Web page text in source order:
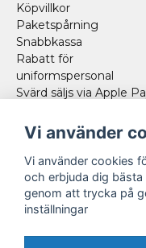
Köpvillkor
Paketspårning
Snabbkassa
Rabatt för
uniformspersonal
Svärd säljs via Apple
Norska kunder
Cookies
FÖLJ OSS
Facebook
Instagram
Youtube
Vi använder
Vi använder cookies
och erbjuda dig
genom att trycka på
inställningar